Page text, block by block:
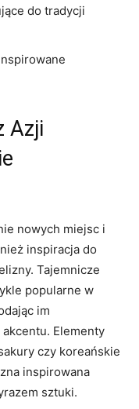
do ⁢tradycji
Azji
nowych miejsc i
inspiracja do
⁣Tajemnicze
popularne w
im
Elementy
czy koreańskie
inspirowana
sztuki.